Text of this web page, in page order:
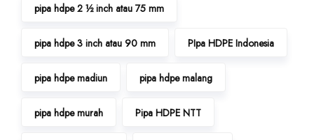
pipa hdpe 2 ½ inch atau 75 mm
pipa hdpe 3 inch atau 90 mm PIpa HDPE Indonesia
pipa hdpe madiun pipa hdpe malang
pipa hdpe murah Pipa HDPE NTT